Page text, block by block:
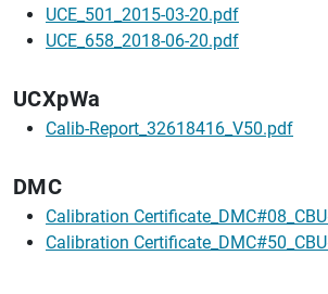
UCE_501_2015-03-20.pdf
UCE_658_2018-06-20.pdf
UCXpWa
Calib-Report_32618416_V50.pdf
DMC
Calibration
Calibration